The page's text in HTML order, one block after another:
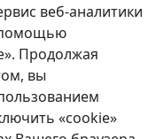
веб-аналитики
помощью
Продолжая
вы
«cookie»